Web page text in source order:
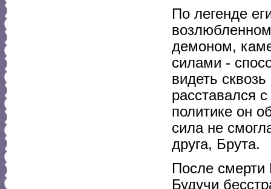
По легенде
демоном,
силами -
видеть
расставался
политике он
сила не
друга, Брута.
После смерти
Будучи